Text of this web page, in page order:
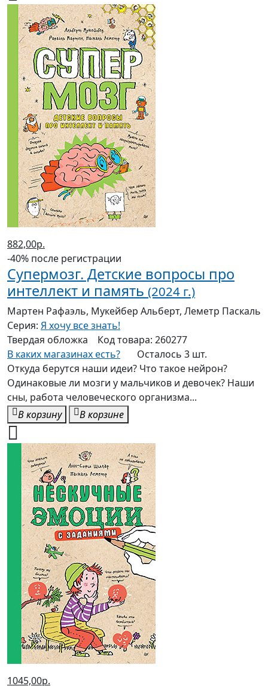
882,00р.
-40% после регистрации
Супермозг. Детские вопросы про
интеллект и память (2024 г.)
Мартен Рафаэль, Мукейбер Альберт, Леметр Паскаль
Серия: Я хочу все знать!
Твердая обложка Код товара: 260277
В каких магазинах есть?
Осталось 3 шт.
Откуда берутся наши идеи? Что такое нейрон?
Одинаковые ли мозги у мальчиков и девочек? Наши
сны, работа человеческого организма...
В корзину
В корзине
1045,00р.